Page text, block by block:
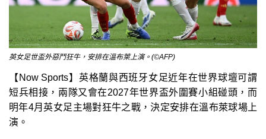
英女足世盃外惡鬥狂牛，安排在溫布萊上演。(©AFP)
【Now Sports】英格蘭與西班牙女足近年在世界球壇可謂
短兵相接，兩隊又會在2027年世界盃外圍賽小組碰頭，而
明年4月英女足主場對狂牛之戰，決定安排在溫布萊球場上
演。